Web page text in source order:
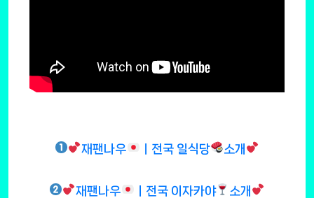
재팬나우 ㅣ전국 일식당 소개
재팬나우 ㅣ전국 이자카야 소개